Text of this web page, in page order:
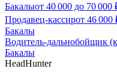
Бакалыот 40 000 до 70 000
Продавец-кассирот 46 000
Бакалы
Водитель-дальнобойщик
Бакалы
HeadHunter